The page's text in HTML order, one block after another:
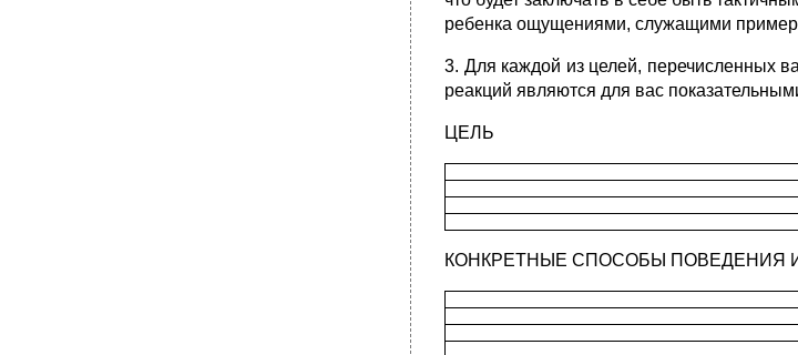
ребенка ощущениями, служащими
3. Для каждой из целей, перечисленных
реакций являются для вас
ЦЕЛЬ
КОНКРЕТНЫЕ СПОСОБЫ ПОВЕДЕНИЯ